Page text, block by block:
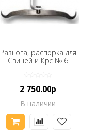
Разнога, распорка для
Свиней и Крс № 6
2 750.00р
В наличии